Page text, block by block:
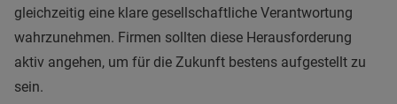
gleichzeitig eine klare gesellschaftliche Verantwortung
wahrzunehmen. Firmen sollten diese Herausforderung
aktiv angehen, um für die Zukunft bestens aufgestellt zu
sein.